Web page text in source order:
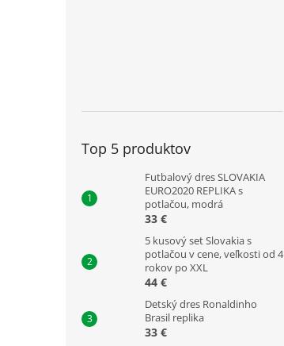
Top 5 produktov
Futbalový dres SLOVAKIA
EURO2020 REPLIKA s
potlačou, modrá
33 €
5 kusový set Slovakia s
potlačou v cene, veľkosti od 4
rokov po XXL
44 €
Detský dres Ronaldinho
Brasil replika
33 €